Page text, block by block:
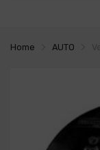
Home AUTO